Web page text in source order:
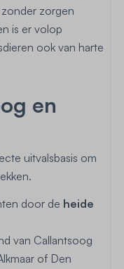
zorgen
is er volop
ook van harte
en
uitvalsbasis om
door de heide
van Callantsoog
of Den